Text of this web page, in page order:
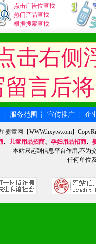
为之提供
场操作意
牌的知名度
品不断满
：产品手
点击广告位查找
热门产品查找
根据搜索查找
击右侧
留言后
┆ 服务范围 ┆ 宣传推广 ┆ 企
婴童网
【WWW.hxytw.com】
、 儿童用品招商、 孕妇用品招商、
本站只起到信息平台作用,不为
任何单位